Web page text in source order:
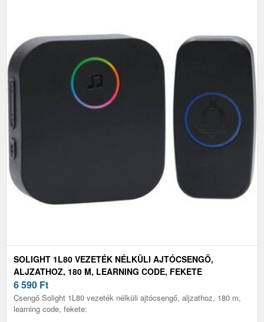
SOLIGHT 1L80 VEZETÉK NÉLKÜLI AJTÓCSENGŐ,
ALJZATHOZ, 180 M, LEARNING CODE, FEKETE
6 590 Ft
Csengő Solight 1L80 vezeték nélküli ajtócsengő, aljzathoz, 180 m,
learning code, fekete: